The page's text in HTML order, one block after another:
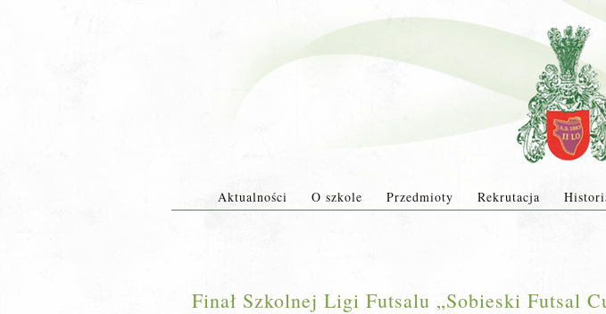
Aktualności O szkole Przedmioty Rekrutacja
Finał Szkolnej Ligi Futsalu „Sobieski Futsal